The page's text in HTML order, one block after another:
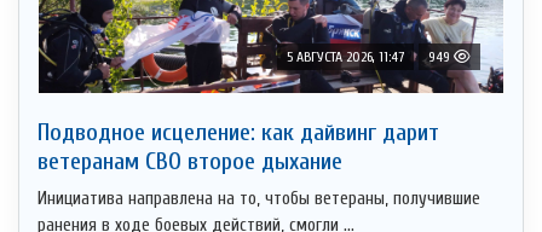
5 АВГУСТА 2026, 11:47 949
Подводное исцеление: как дайвинг дарит
ветеранам СВО второе дыхание
Инициатива направлена на то, чтобы ветераны, получившие
ранения в ходе боевых действий, смогли ...